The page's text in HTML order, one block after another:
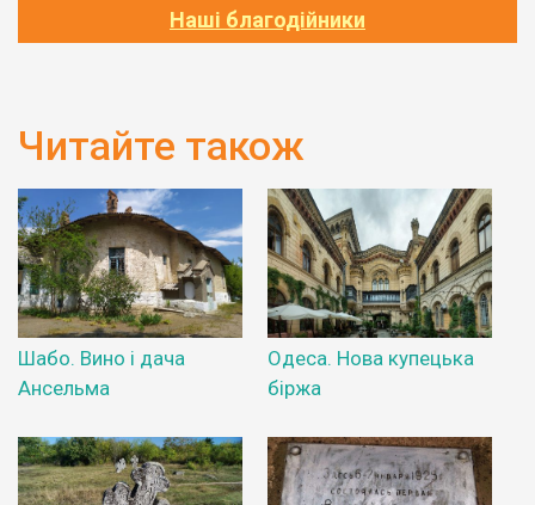
Наші благодійники
Читайте також
Шабо. Вино і дача
Ансельма
Одеса. Нова купецька
біржа